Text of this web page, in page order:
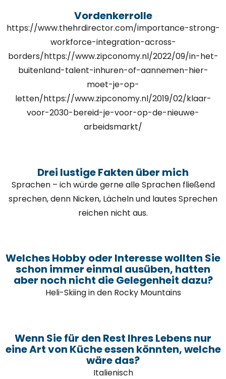
Vordenkerrolle
https://www.thehrdirector.com/importance-strong-
workforce-integration-across-
borders/https://www.zipconomy.nl/2022/09/in-het-
buitenland-talent-inhuren-of-aannemen-hier-
moet-je-op-
letten/https://www.zipconomy.nl/2019/02/klaar-
voor-2030-bereid-je-voor-op-de-nieuwe-
arbeidsmarkt/
Drei lustige Fakten über mich
Sprachen – ich würde gerne alle Sprachen fließend
sprechen, denn Nicken, Lächeln und lautes Sprechen
reichen nicht aus.
Welches Hobby oder Interesse wollten Sie
schon immer einmal ausüben, hatten
aber noch nicht die Gelegenheit dazu?
Heli-Skiing in den Rocky Mountains
Wenn Sie für den Rest Ihres Lebens nur
eine Art von Küche essen könnten, welche
wäre das?
Italienisch